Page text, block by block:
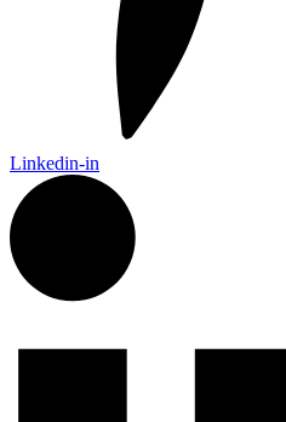
Linkedin-in